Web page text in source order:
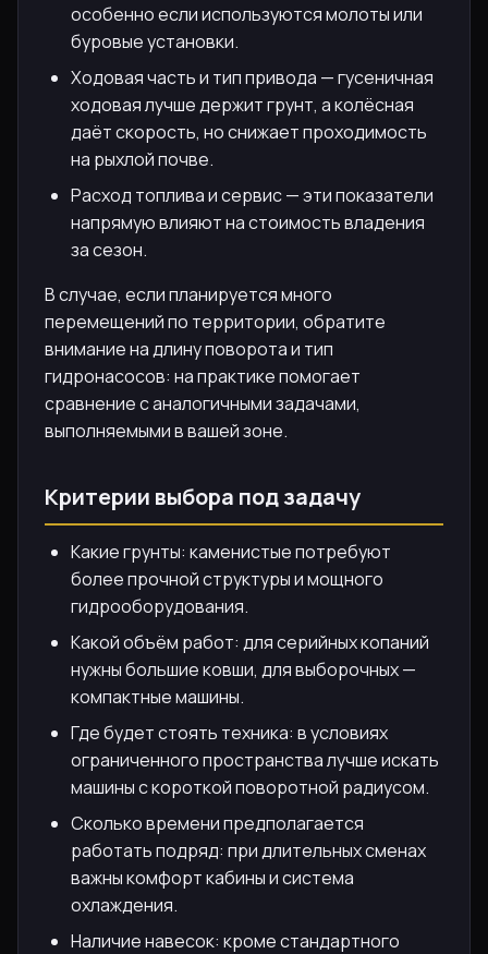
особенно если используются молоты или
буровые установки.
Ходовая часть и тип привода — гусеничная
ходовая лучше держит грунт, а колёсная
даёт скорость, но снижает проходимость
на рыхлой почве.
Расход топлива и сервис — эти показатели
напрямую влияют на стоимость владения
за сезон.
В случае, если планируется много
перемещений по территории, обратите
внимание на длину поворота и тип
гидронасосов: на практике помогает
сравнение с аналогичными задачами,
выполняемыми в вашей зоне.
Критерии выбора под задачу
Какие грунты: каменистые потребуют
более прочной структуры и мощного
гидрооборудования.
Какой объём работ: для серийных копаний
нужны большие ковши, для выборочных —
компактные машины.
Где будет стоять техника: в условиях
ограниченного пространства лучше искать
машины с короткой поворотной радиусом.
Сколько времени предполагается
работать подряд: при длительных сменах
важны комфорт кабины и система
охлаждения.
Наличие навесок: кроме стандартного